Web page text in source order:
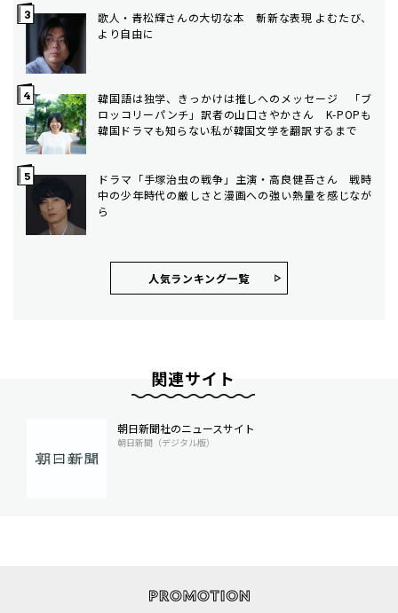
歌人・青松輝さんの大切な本 斬新な表現 よむたび、
より自由に
韓国語は独学、きっかけは推しへのメッセージ 「ブ
ロッコリーパンチ」訳者の山口さやかさん K-POPも
韓国ドラマも知らない私が韓国文学を翻訳するまで
ドラマ「手塚治虫の戦争」主演・高良健吾さん 戦時
中の少年時代の厳しさと漫画への強い熱量を感じなが
ら
人気ランキング⼀覧
関連サイト
朝日新聞社のニュースサイト
朝日新聞（デジタル版）